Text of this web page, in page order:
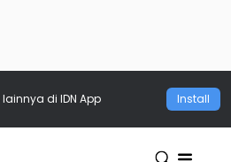
lainnya di IDN App Install